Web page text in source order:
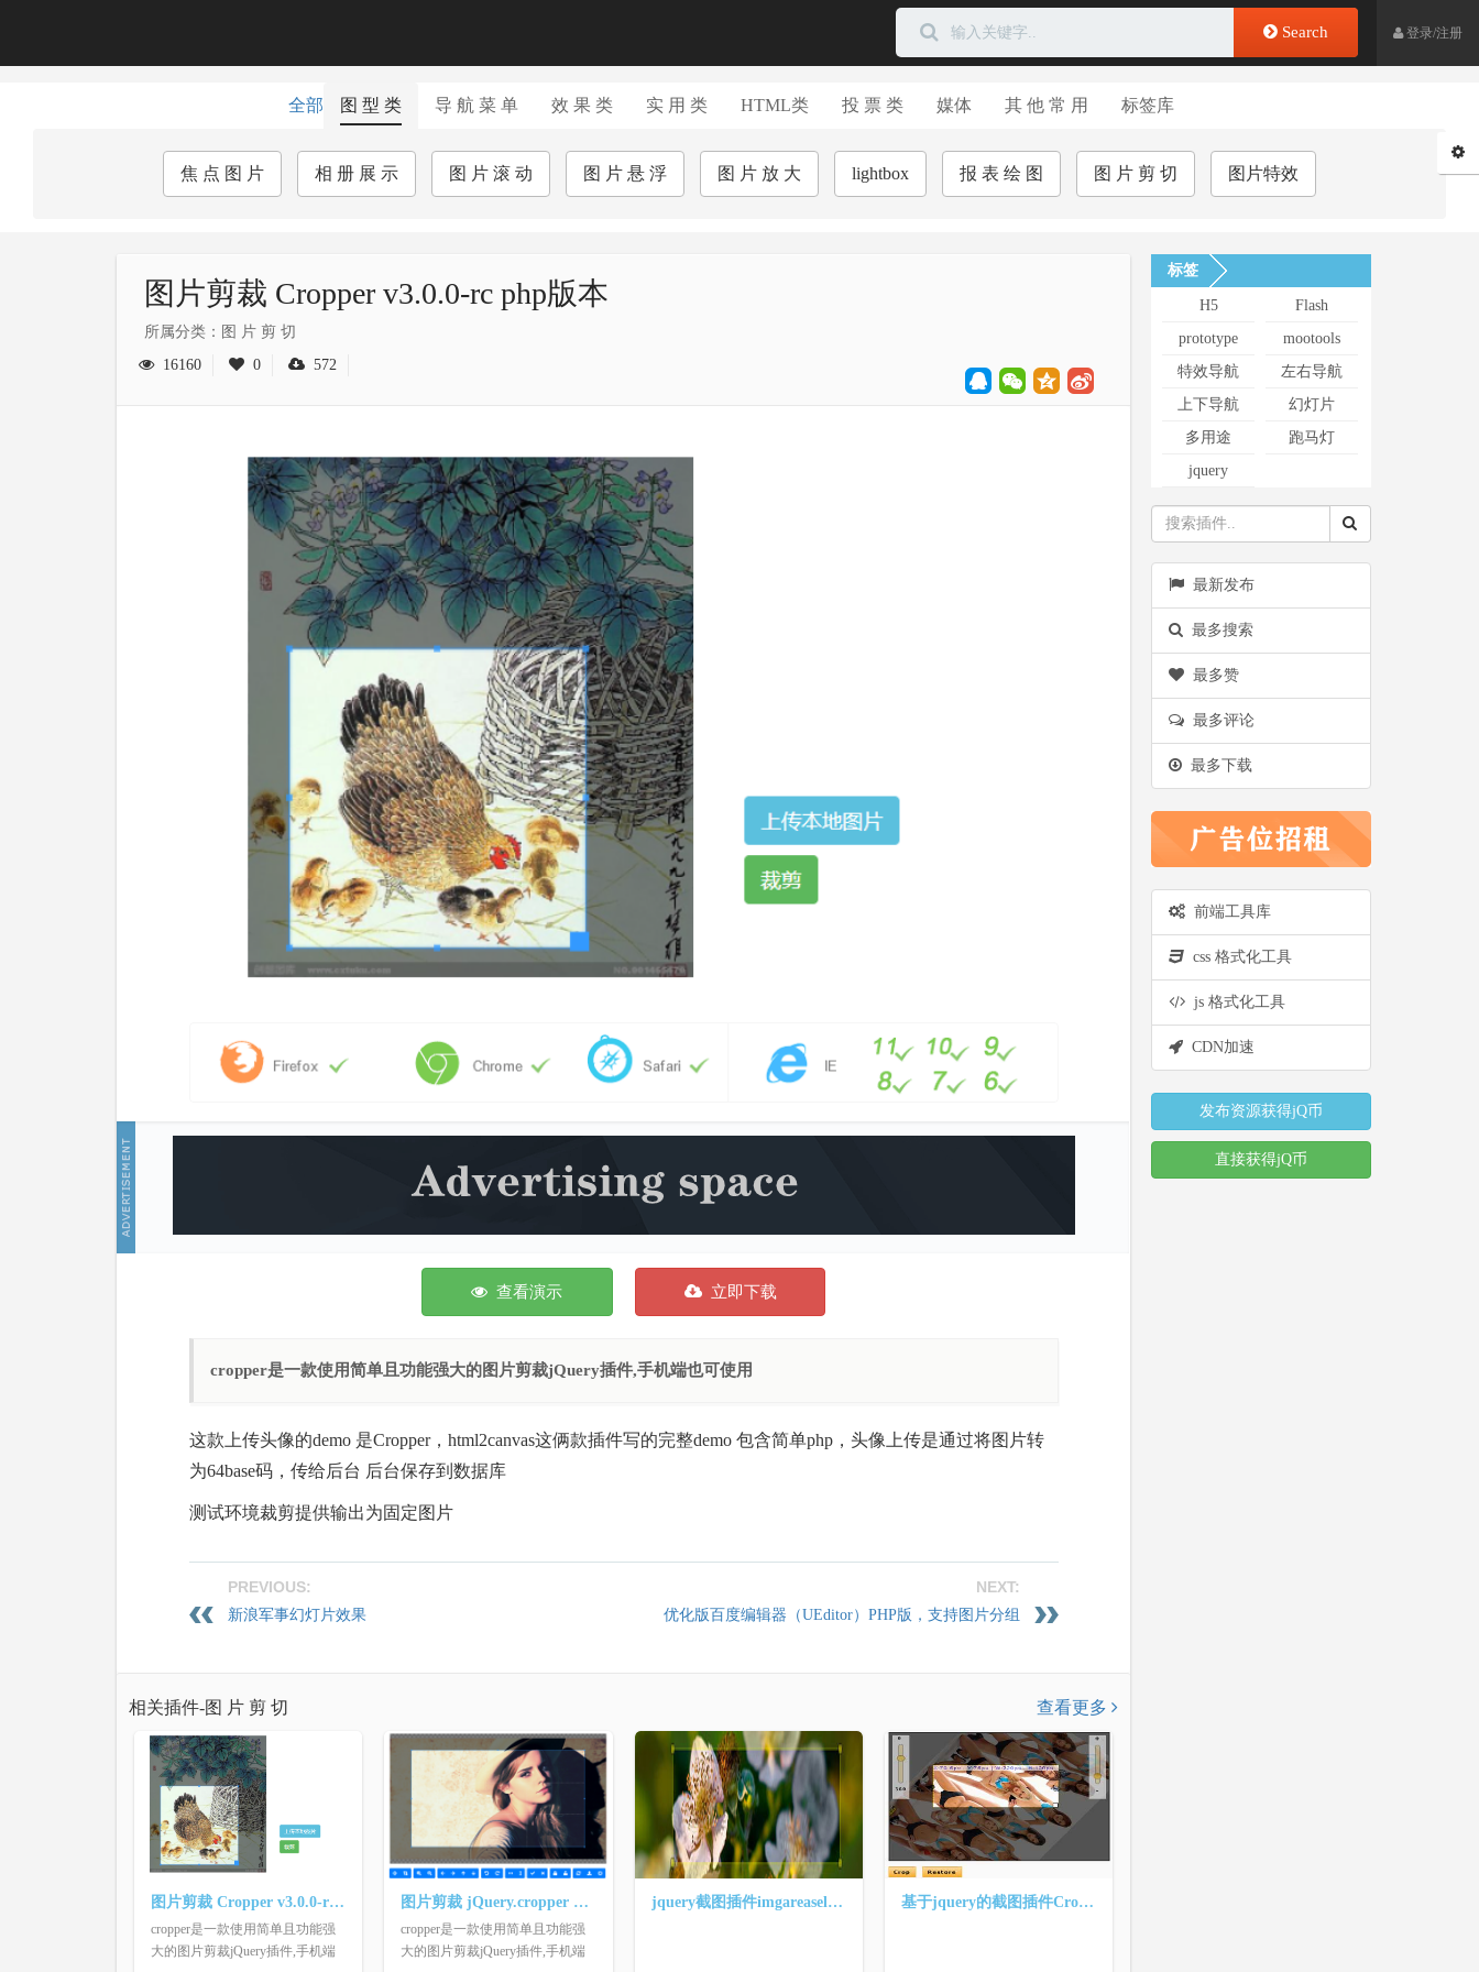
Search 登录/注册
全部 图 型 类 导 航 菜 单 效 果 类 实 用 类 HTML类 投 票 类 媒体 其 他 常 用 标签库
焦 点 图 片 相 册 展 示 图 片 滚 动 图 片 悬 浮 图 片 放 大 lightbox 报 表 绘 图 图 片 剪 切 图片特效
图片剪裁 Cropper v3.0.0-rc php版本
所属分类：图 片 剪 切
16160
0 572
查看演示 立即下载
cropper是一款使用简单且功能强大的图片剪裁jQuery插件,手机端也可使用
这款上传头像的demo 是Cropper，html2canvas这俩款插件写的完整demo 包含简单php，头像上传是通过将图片转
为64base码，传给后台 后台保存到数据库
测试环境裁剪提供输出为固定图片
PREVIOUS: NEXT:
新浪军事幻灯片效果 优化版百度编辑器（UEditor）PHP版，支持图片分组
相关插件-图 片 剪 切 查看更多
图片剪裁 Cropper v3.0.0-rc php版本
cropper是一款使用简单且功能强
大的图片剪裁jQuery插件,手机端
图片剪裁 jQuery.cropper v4.1.0
cropper是一款使用简单且功能强
大的图片剪裁jQuery插件,手机端
jquery截图插件imgareaselect(PHP版) 基于jquery的截图插件CropZoom
标签
H5
Flash
prototype
mootools
特效导航
左右导航
上下导航
幻灯片
多用途
跑马灯
jquery
最新发布
最多搜索
最多赞
最多评论
最多下载
前端工具库
css 格式化工具
js 格式化工具
CDN加速
发布资源获得jQ币
直接获得jQ币